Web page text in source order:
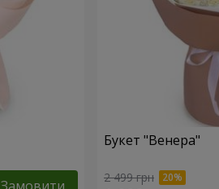
Букет "Венера"
2 499 грн